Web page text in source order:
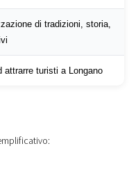
di tradizioni, storia,
attrarre turisti a Longano